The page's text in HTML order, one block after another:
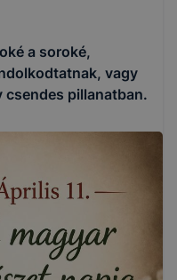
a soroké,
vagy
pillanatban.